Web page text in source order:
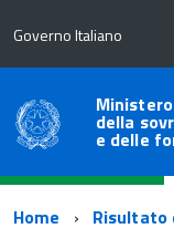
Governo Italiano
della
e delle
Percorso
Home Risultato